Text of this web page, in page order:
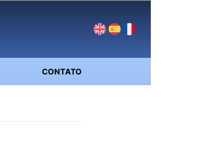
CONTATO